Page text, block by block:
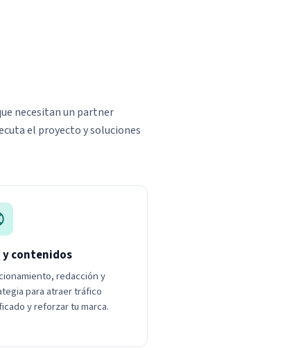
necesitan un partner
el proyecto y soluciones
y contenidos
redacción y
para atraer tráfico
y reforzar tu marca.